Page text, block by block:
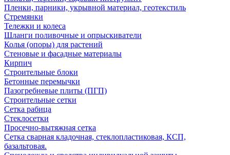
Пленки, парники, укрывной материал, геотекстиль
Стремянки
Тележки и колеса
Шланги поливочные и опрыскиватели
Колья (опоры) для растений
Стеновые и фасадные материалы
Кирпич
Строительные блоки
Бетонные перемычки
Пазогребневые плиты (ПГП)
Строительные сетки
Сетка рабица
Стеклосетки
Просечно-вытяжная сетка
Сетка сварная кладочная, стеклопластиковая, КСП,
базальтовая.